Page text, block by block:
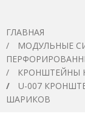
ГЛАВНАЯ
МОДУЛЬНЫЕ
КРОНШТЕЙНЫ
U-007
ШАРИКОВ